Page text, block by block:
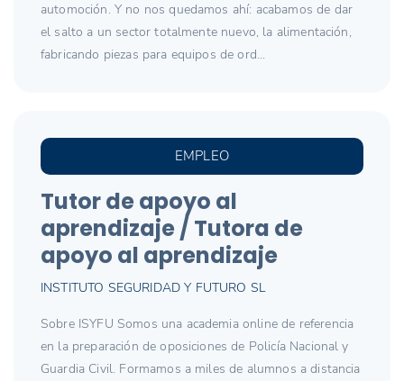
automoción. Y no nos quedamos ahí: acabamos de dar
el salto a un sector totalmente nuevo, la alimentación,
fabricando piezas para equipos de ord...
EMPLEO
Tutor de apoyo al
aprendizaje / Tutora de
apoyo al aprendizaje
INSTITUTO SEGURIDAD Y FUTURO SL
Sobre ISYFU Somos una academia online de referencia
en la preparación de oposiciones de Policía Nacional y
Guardia Civil. Formamos a miles de alumnos a distancia